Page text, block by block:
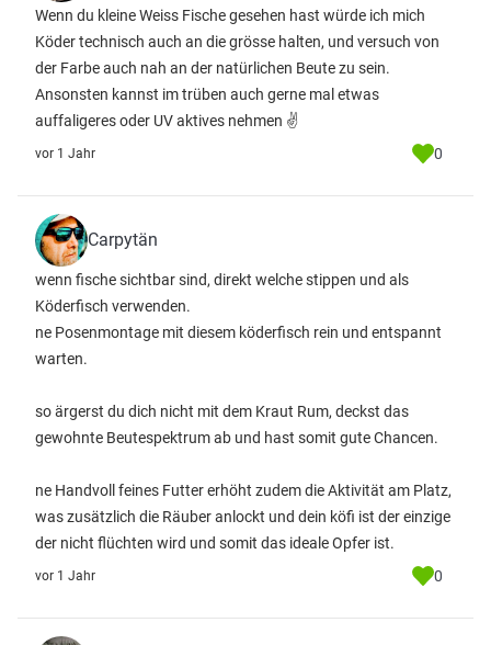
Wenn du kleine Weiss Fische gesehen hast würde ich mich
Köder technisch auch an die grösse halten, und versuch von
der Farbe auch nah an der natürlichen Beute zu sein.
Ansonsten kannst im trüben auch gerne mal etwas
auffaligeres oder UV aktives nehmen ✌️
vor 1 Jahr 0
Carpytän
wenn fische sichtbar sind, direkt welche stippen und als
Köderfisch verwenden.
ne Posenmontage mit diesem köderfisch rein und entspannt
warten.
so ärgerst du dich nicht mit dem Kraut Rum, deckst das
gewohnte Beutespektrum ab und hast somit gute Chancen.
ne Handvoll feines Futter erhöht zudem die Aktivität am Platz,
was zusätzlich die Räuber anlockt und dein köfi ist der einzige
der nicht flüchten wird und somit das ideale Opfer ist.
vor 1 Jahr 0